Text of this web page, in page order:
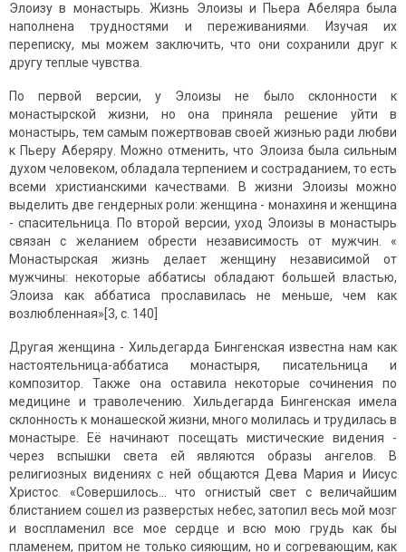
Элоизу в монастырь. Жизнь Элоизы и Пьера Абеляра была
наполнена трудностями и переживаниями. Изучая их
переписку, мы можем заключить, что они сохранили друг к
другу теплые чувства.
По первой версии, у Элоизы не было склонности к
монастырской жизни, но она приняла решение уйти в
монастырь, тем самым пожертвовав своей жизнью ради любви
к Пьеру Аберяру. Можно отменить, что Элоиза была сильным
духом человеком, обладала терпением и состраданием, то есть
всеми христианскими качествами. В жизни Элоизы можно
выделить две гендерных роли: женщина - монахиня и женщина
- спасительница. По второй версии, уход Элоизы в монастырь
связан с желанием обрести независимость от мужчин. «
Монастырская жизнь делает женщину независимой от
мужчины: некоторые аббатисы обладают большей властью,
Элоиза как аббатиса прославилась не меньше, чем как
возлюбленная»[3, c. 140]
Другая женщина - Хильдегарда Бингенская известна нам как
настоятельница-аббатиса монастыря, писательница и
композитор. Также она оставила некоторые сочинения по
медицине и траволечению. Хильдегарда Бингенская имела
склонность к монашеской жизни, много молилась и трудилась в
монастыре. Её начинают посещать мистические видения -
через вспышки света ей являются образы ангелов. В
религиозных видениях с ней общаются Дева Мария и Иисус
Христос. «Совершилось... что огнистый свет с величайшим
блистанием сошел из разверстых небес, затопил весь мой мозг
и воспламенил все мое сердце и всю мою грудь как бы
пламенем, притом не только сияющим, но и согревающим, как